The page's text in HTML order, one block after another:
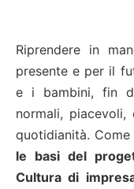
Riprendere in
presente e per il
e i bambini, fin
normali,
quotidianità.
le basi del
Cultura di